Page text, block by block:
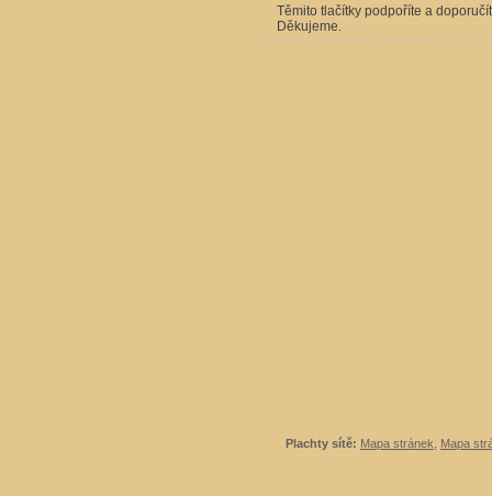
Těmito tlačítky podpoříte a
Děkujeme.
Plachty sítě: Mapa stránek Mapa